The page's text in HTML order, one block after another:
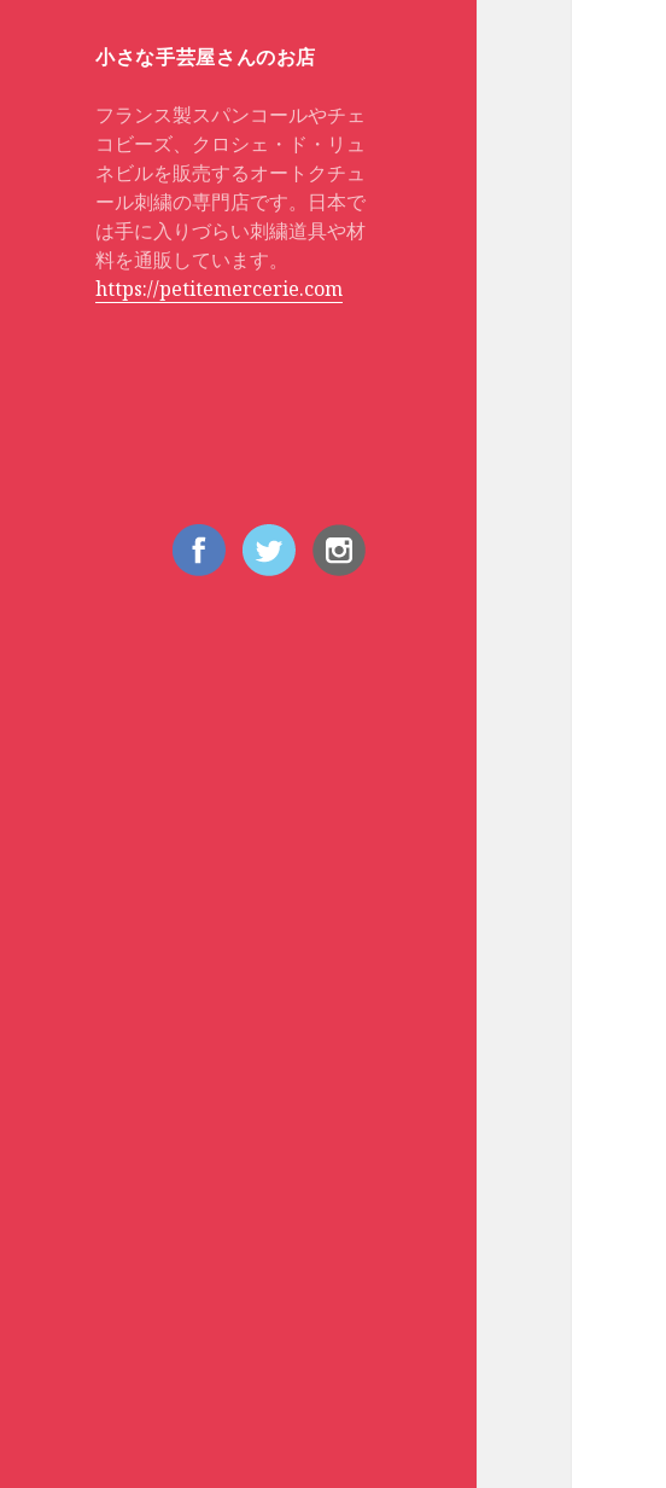
小さな手芸屋さんのお店
フランス製スパンコールやチェ
コビーズ、クロシェ・ド・リュ
ネビルを販売するオートクチュ
ール刺繍の専門店です。日本で
は手に入りづらい刺繍道具や材
料を通販しています。
https://petitemercerie.com